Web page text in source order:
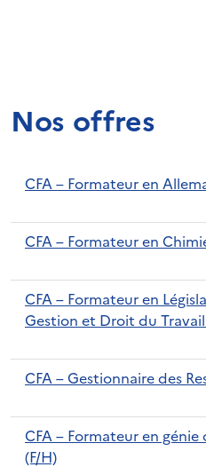
Nos offres
CFA – Formateur en
CFA – Formateur en
CFA – Formateur en
Gestion et Droit du Travail
CFA – Gestionnaire des
CFA – Formateur en
(F/H)